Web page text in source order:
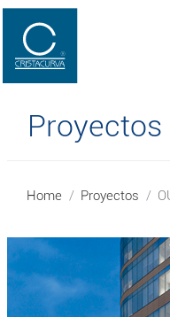
Proyectos
Home Proyectos